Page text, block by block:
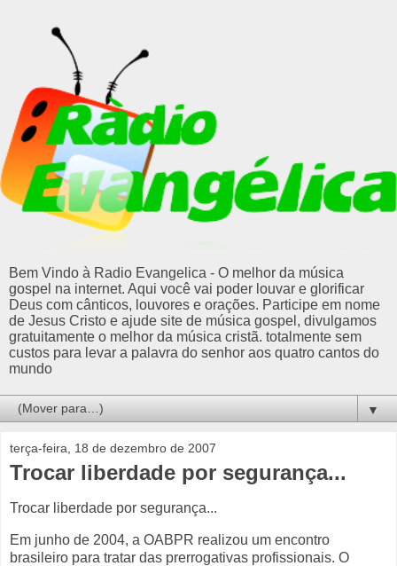
Bem Vindo à Radio Evangelica - O melhor da música
gospel na internet. Aqui você vai poder louvar e glorificar
Deus com cânticos, louvores e orações. Participe em nome
de Jesus Cristo e ajude site de música gospel, divulgamos
gratuitamente o melhor da música cristã. totalmente sem
custos para levar a palavra do senhor aos quatro cantos do
mundo
▼
terça-feira, 18 de dezembro de 2007
Trocar liberdade por segurança...
Trocar liberdade por segurança...
Em junho de 2004, a OABPR realizou um encontro
brasileiro para tratar das prerrogativas profissionais. O